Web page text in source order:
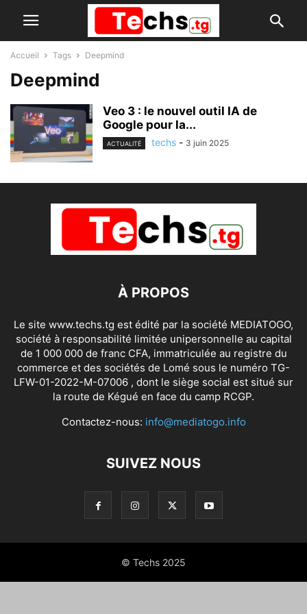
Accueil Tags Deepmind
Deepmind
Veo 3 : le nouvel outil IA de
Google pour la...
ACTUALITÉ techs - 3 juin 2025
À PROPOS
Le site www.techs.tg est édité par la société MEDIATOGO,
société à responsabilité limitée unipersonnelle au capital
de 1 000 000 de franc CFA, immatriculée au registre du
commerce et des sociétés de Lomé sous le numéro TG-
LFW-01-2022-M-07006 , dont le siège social est situé sur
la route de Kégué en face du camp RCGP.
Contactez-nous: info@mediatogo.info
SUIVEZ NOUS
© Techs 2025